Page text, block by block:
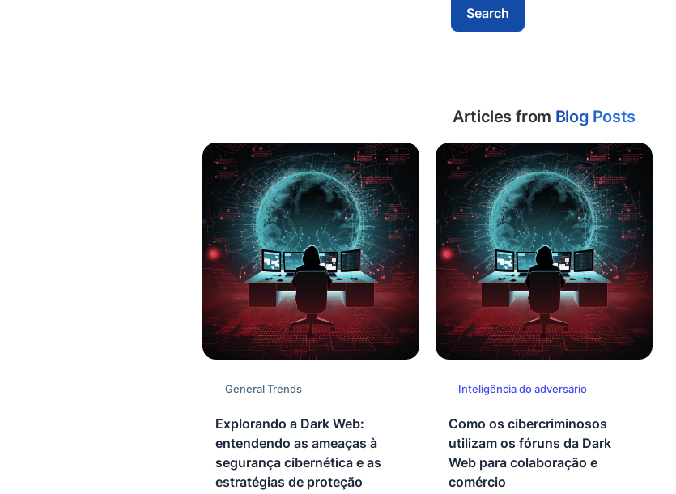
Articles from Blog Posts
General Trends
Explorando a Dark Web:
entendendo as ameaças à
segurança cibernética e as
estratégias de proteção
Inteligência do adversário
Como os cibercriminosos
utilizam os fóruns da Dark
Web para colaboração e
comércio